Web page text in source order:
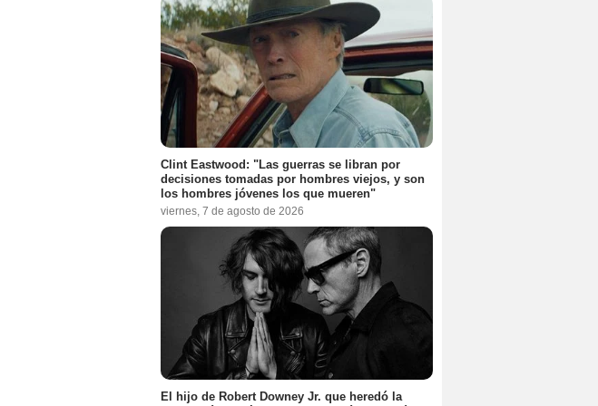
Clint Eastwood: "Las guerras se libran por
decisiones tomadas por hombres viejos, y son
los hombres jóvenes los que mueren"
viernes, 7 de agosto de 2026
El hijo de Robert Downey Jr. que heredó la